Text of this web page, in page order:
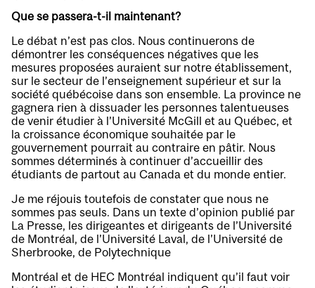
Que se passera-t-il maintenant?
Le débat n’est pas clos. Nous continuerons de
démontrer les conséquences négatives que les
mesures proposées auraient sur notre établissement,
sur le secteur de l’enseignement supérieur et sur la
société québécoise dans son ensemble. La province ne
gagnera rien à dissuader les personnes talentueuses
de venir étudier à l’Université McGill et au Québec, et
la croissance économique souhaitée par le
gouvernement pourrait au contraire en pâtir. Nous
sommes déterminés à continuer d’accueillir des
étudiants de partout au Canada et du monde entier.
Je me réjouis toutefois de constater que nous ne
sommes pas seuls. Dans un texte d’opinion publié par
La Presse, les dirigeantes et dirigeants de l’Université
de Montréal, de l’Université Laval, de l’Université de
Sherbrooke, de Polytechnique
Montréal et de HEC Montréal indiquent qu’il faut voir